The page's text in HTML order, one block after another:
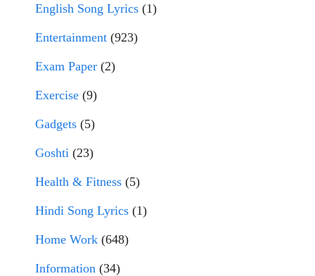
English Song Lyrics (1)
Entertainment (923)
Exam Paper (2)
Exercise (9)
Gadgets (5)
Goshti (23)
Health & Fitness (5)
Hindi Song Lyrics (1)
Home Work (648)
Information (34)